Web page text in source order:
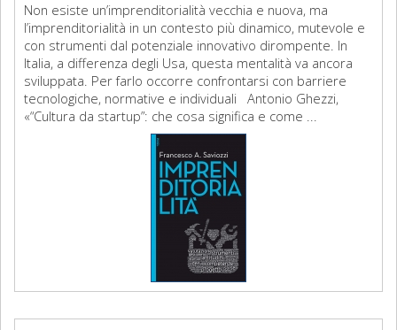
Non esiste un’imprenditorialità vecchia e nuova, ma
l’imprenditorialità in un contesto più dinamico, mutevole e
con strumenti dal potenziale innovativo dirompente. In
Italia, a differenza degli Usa, questa mentalità va ancora
sviluppata. Per farlo occorre confrontarsi con barriere
tecnologiche, normative e individuali Antonio Ghezzi,
«“Cultura da startup”: che cosa significa e come ...